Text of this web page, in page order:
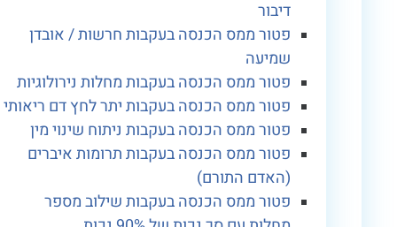
פטור ממס הכנסה בעקבות חרשות / אובדן
פטור ממס הכנסה בעקבות מחלות נירולוגיות
פטור ממס הכנסה בעקבות יתר לחץ דם ריאותי
פטור ממס הכנסה בעקבות ניתוח שינוי מין
פטור ממס הכנסה בעקבות תרומות איברים
(האדם התורם)
פטור ממס הכנסה בעקבות שילוב מספר